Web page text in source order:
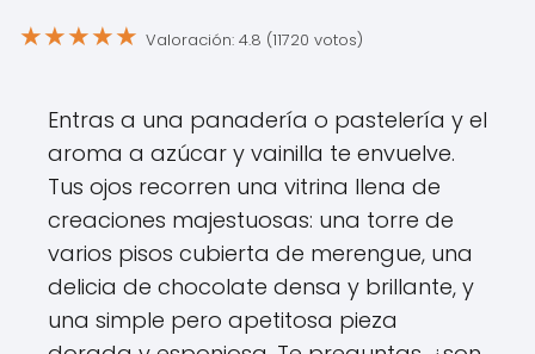
★★★★★ Valoración: 4.8 (11720 votos)
Entras a una panadería o pastelería y el
aroma a azúcar y vainilla te envuelve.
Tus ojos recorren una vitrina llena de
creaciones majestuosas: una torre de
varios pisos cubierta de merengue, una
delicia de chocolate densa y brillante, y
una simple pero apetitosa pieza